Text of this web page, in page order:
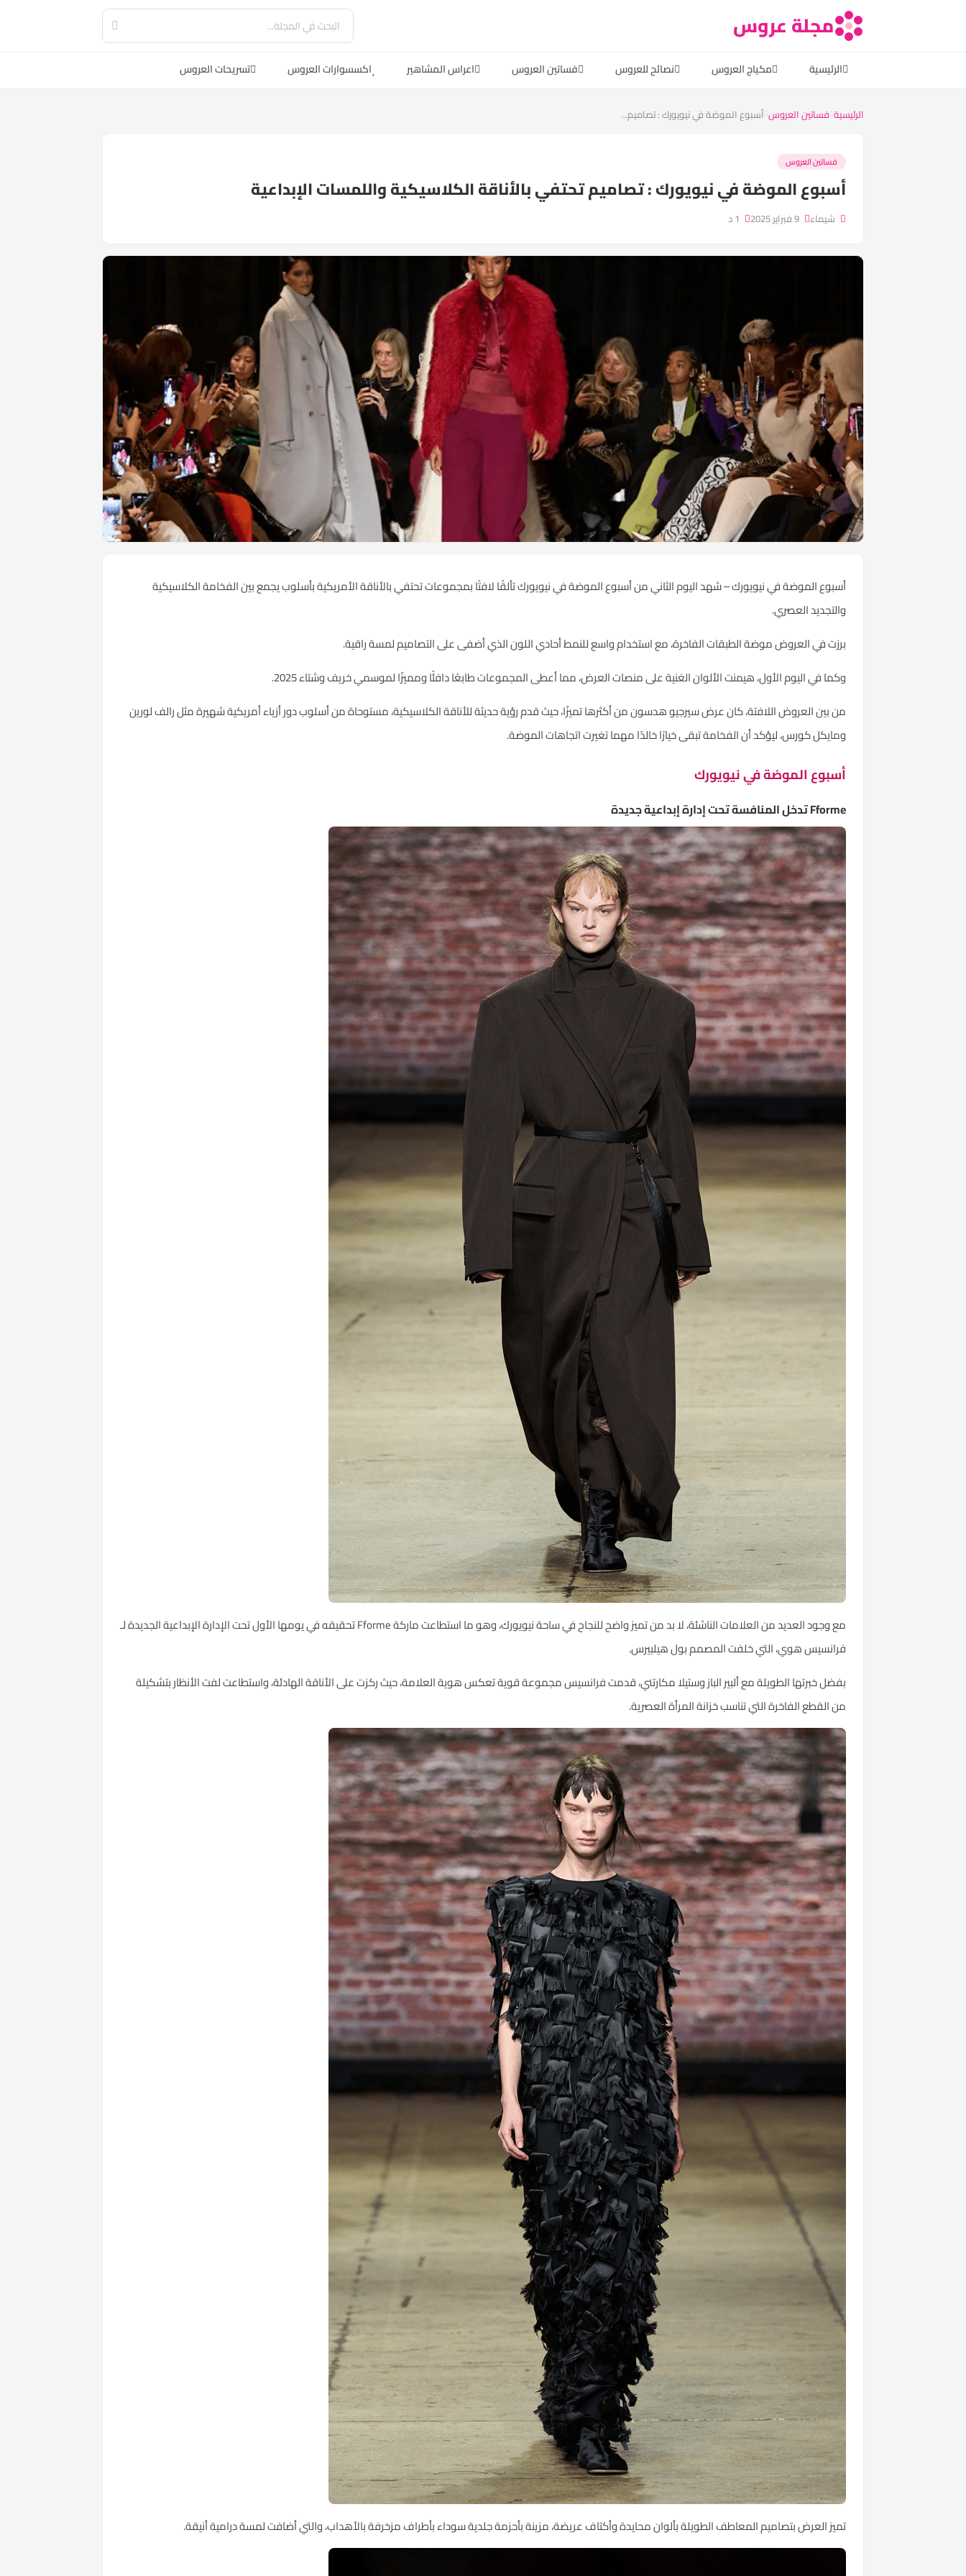
مجلة عروس
الرئيسية مكياج العروس نصائح للعروس فساتين العروس اعراس المشاهير اكسسوارات العروس تسريحات العروس
الرئيسية فساتين العروس أسبوع الموضة في نيويورك : تصاميم...
فساتين العروس
أسبوع الموضة في نيويورك : تصاميم تحتفي بالأناقة الكلاسيكية واللمسات الإبداعية
شيماء
أسبوع الموضة في نيويورك – شهد اليوم الثاني من أسبوع الموضة في نيويورك تألقًا لافتًا بمجموعات تحتفي بالأناقة الأمريكية بأسلوب يجمع بين الفخامة الكلاسيكية
والتجديد العصري.
برزت في العروض موضة الطبقات الفاخرة، مع استخدام واسع للنمط أحادي اللون الذي أضفى على التصاميم لمسة راقية.
وكما في اليوم الأول، هيمنت الألوان الغنية على منصات العرض، مما أعطى المجموعات طابعًا دافئًا ومميزًا لموسمي خريف وشتاء 2025.
من بين العروض اللافتة، كان عرض سيرجيو هدسون من أكثرها تميزًا، حيث قدم رؤية حديثة للأناقة الكلاسيكية، مستوحاة من أسلوب دور أزياء أمريكية شهيرة مثل رالف لورين
ومايكل كورس، ليؤكد أن الفخامة تبقى خيارًا خالدًا مهما تغيرت اتجاهات الموضة.
أسبوع الموضة في نيويورك
Fforme تدخل المنافسة تحت إدارة إبداعية جديدة
مع وجود العديد من العلامات الناشئة، لا بد من تميز واضح للنجاح في ساحة نيويورك، وهو ما استطاعت ماركة Fforme تحقيقه في يومها الأول تحت الإدارة الإبداعية الجديدة لـ
فرانسيس هوي، التي خلفت المصمم بول هيلبيرس.
بفضل خبرتها الطويلة مع ألبير الباز وستيلا مكارتني، قدمت فرانسيس مجموعة قوية تعكس هوية العلامة، حيث ركزت على الأناقة الهادئة، واستطاعت لفت الأنظار بتشكيلة
من القطع الفاخرة التي تناسب خزانة المرأة العصرية.
تميز العرض بتصاميمالمعاطفالطويلة بألوان محايدة وأكتاف عريضة، مزينة بأحزمة جلدية سوداء بأطراف مزخرفة بالأهداب، والتي أضافت لمسة درامية أنيقة.